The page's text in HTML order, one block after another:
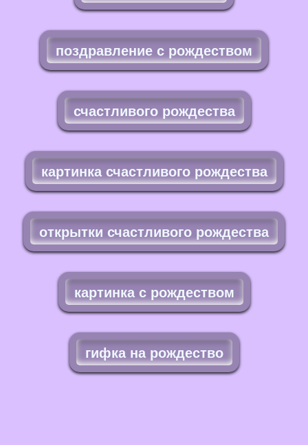
поздравление с рождеством
счастливого рождества
картинка счастливого рождества
открытки счастливого рождества
картинка с рождеством
гифка на рождество